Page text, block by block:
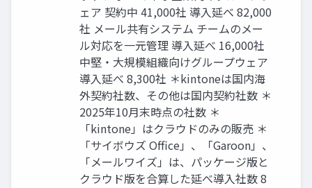
ェア 契約中 41,000社 導入延べ 82,000
社 メール共有システム チームのメー
ル対応を一元管理 導入延べ 16,000社
中堅・大規模組織向けグループウェア
導入延べ 8,300社 ＊kintoneは国内海
外契約社数、その他は国内契約社数 ＊
2025年10月末時点の社数 ＊
「kintone」はクラウドのみの販売 ＊
「サイボウズ Office」、「Garoon」、
「メールワイズ」は、パッケージ版と
クラウド版を合算した延べ導入社数 8